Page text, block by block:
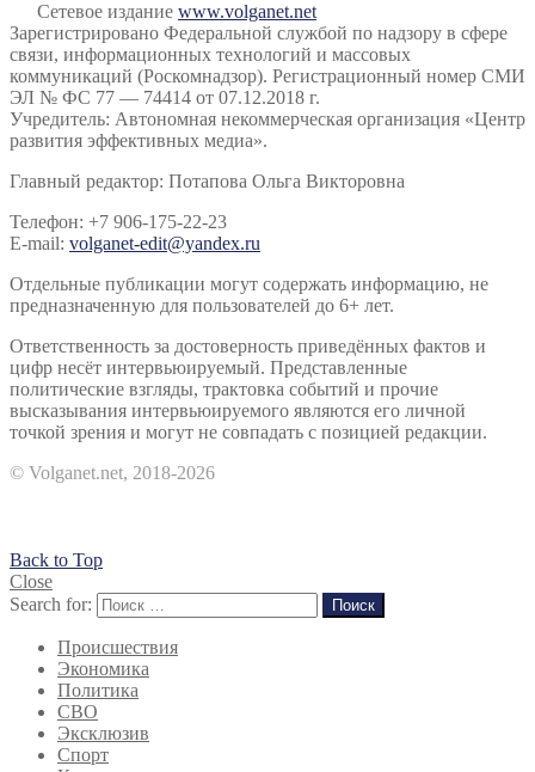
Сетевое издание www.volganet.net
Зарегистрировано Федеральной службой по надзору в сфере
связи, информационных технологий и массовых
коммуникаций (Роскомнадзор). Регистрационный номер СМИ
ЭЛ № ФС 77 — 74414 от 07.12.2018 г.
Учредитель: Автономная некоммерческая организация «Центр
развития эффективных медиа».
Главный редактор: Потапова Ольга Викторовна
Телефон: +7 906-175-22-23
E-mail: volganet-edit@yandex.ru
Отдельные публикации могут содержать информацию, не
предназначенную для пользователей до 6+ лет.
Ответственность за достоверность приведённых фактов и
цифр несёт интервьюируемый. Представленные
политические взгляды, трактовка событий и прочие
высказывания интервьюируемого являются его личной
точкой зрения и могут не совпадать с позицией редакции.
© Volganet.net, 2018-2026
Back to Top
Close
Search for:
Поиск
Происшествия
Экономика
Политика
СВО
Эксклюзив
Спорт